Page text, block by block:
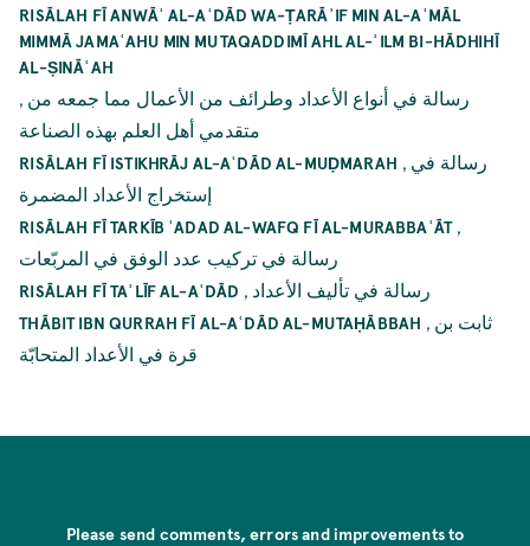
RISĀLAH FĪ ANWĀʾ AL-AʿDĀD WA-ṬARĀʾIF MIN AL-AʿMĀL
MIMMĀ JAMAʿAHU MIN MUTAQADDIMĪ AHL AL-ʾILM BI-HĀDHIHĪ
AL-ṢINĀʿAH
, رسالة في أنواع الأعداد وطرائف من الأعمال مما جمعه من
متقدمي أهل العلم بهذه الصناعة
RISĀLAH FĪ ISTIKHRĀJ AL-AʿDĀD AL-MUḌMARAH , رسالة في
إستخراج الأعداد المضمرة
RISĀLAH FĪ TARKĪB ʿADAD AL-WAFQ FĪ AL-MURABBAʿĀT,
رسالة في تركيب عدد الوفق في المربّعات
RISĀLAH FĪ TAʾLĪF AL-AʿDĀD , رسالة في تأليف الأعداد
THĀBIT IBN QURRAH FĪ AL-AʿDĀD AL-MUTAḤĀBBAH , ثابت بن
قرة في الأعداد المتحابّة
Please send comments, errors and improvements to